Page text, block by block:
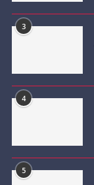
3
4
5